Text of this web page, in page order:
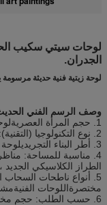
لوحات سيتي سكيب
الجدران.
لوحة زيتية فنية حديثة
وصف الرسم الفني
1. حجم المرأة العصرية
2. نوع التكنولوجيا (التقنية): رسم يدوي 100٪
3. أطر البناء التجريدي
4. مناسبة للمساحة: مناظر المدينة المجردة
الطراز الكلاسيكي
5. أنواع ناطحات السحاب الحديثة
مختصرةاللوحات الفنية
6. حسب الطلب: حجم مخصص أو لون متاح ؛الطلاء من صور العملاء متاح